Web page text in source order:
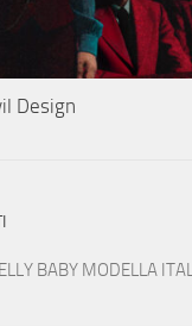
Design
BABY MODELLA